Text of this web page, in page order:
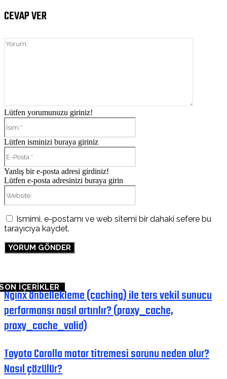
CEVAP VER
Lütfen yorumunuzu giriniz!
Lütfen isminizi buraya giriniz
Yanlış bir e-posta adresi girdiniz!
Lütfen e-posta adresinizi buraya girin
Ismimi, e-postamı ve web sitemi bir dahaki sefere bu
tarayıcıya kaydet.
İÇERİKLER
Nginx önbellekleme (caching) ile ters vekil sunucu
performansı nasıl artırılır? (proxy_cache,
proxy_cache_valid)
Toyota Corolla motor titremesi sorunu neden olur?
Nasıl çözülür?